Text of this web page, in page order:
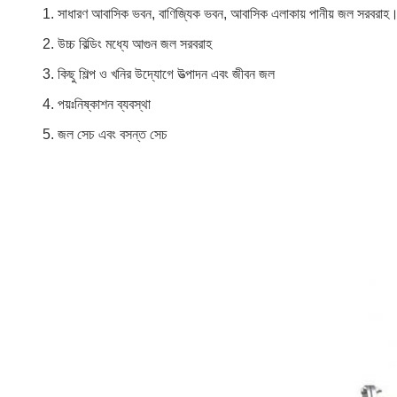
1. সাধারণ আবাসিক ভবন, বাণিজ্যিক ভবন, আবাসিক এলাকায় পানীয় জল
2. উচ্চ বিল্ডিং মধ্যে আগুন জল সরবরাহ
3. কিছু শিল্প ও খনির উদ্যোগে উত্পাদন এবং জীবন জল
4. পয়ঃনিষ্কাশন ব্যবস্থা
5. জল সেচ এবং বসন্ত সেচ